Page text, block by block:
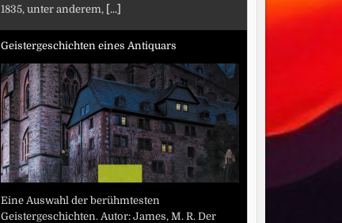
1835, unter anderem, [...]
Geistergeschichten eines Antiquars
Eine Auswahl der berühmtesten
Geistergeschichten. Autor: James, M. R. Der